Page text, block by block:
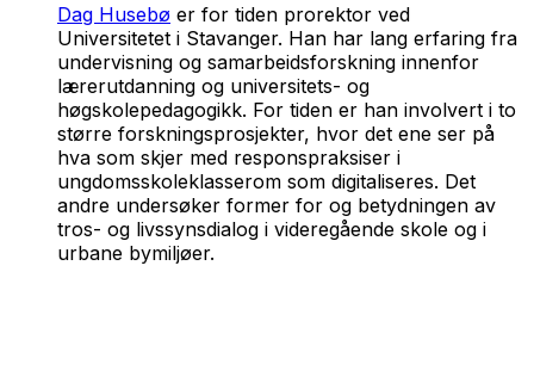
Dag Husebø er for tiden prorektor ved
Universitetet i Stavanger. Han har lang erfaring fra
undervisning og samarbeidsforskning innenfor
lærerutdanning og universitets- og
høgskolepedagogikk. For tiden er han involvert i to
større forskningsprosjekter, hvor det ene ser på
hva som skjer med responspraksiser i
ungdomsskoleklasserom som digitaliseres. Det
andre undersøker former for og betydningen av
tros- og livssynsdialog i videregående skole og i
urbane bymiljøer.